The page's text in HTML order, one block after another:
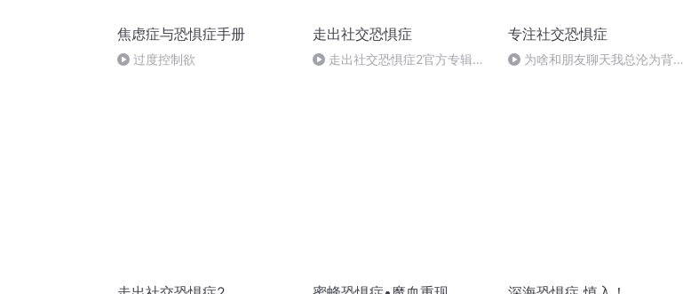
焦虑症与恐惧症手册
过度控制欲
走出社交恐惧症
走出社交恐惧症2官方专辑更
专注社交恐惧症
为啥和朋友聊天我总沦为背景